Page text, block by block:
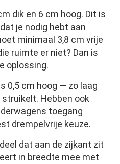
dik en 6 cm hoog. Dit is
je nodig hebt aan
minimaal 3,8 cm vrije
ruimte er niet? Dan is
oplossing.
0,5 cm hoog — zo laag
Hebben ook
toegang
drempelvrije keuze.
dat aan de zijkant zit
in breedte mee met